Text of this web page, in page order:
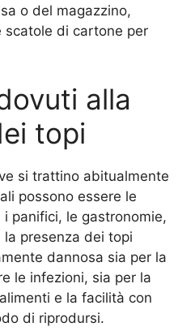
o del magazzino,
scatole di cartone per
alla
topi
si trattino abitualmente
possono essere le
panifici, le gastronomie,
presenza dei topi
dannosa sia per la
le infezioni, sia per la
e la facilità con
di riprodursi.